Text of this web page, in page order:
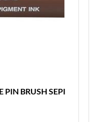
PIN BRUSH SEPI